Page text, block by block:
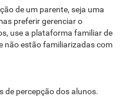
de um parente, seja uma
preferir gerenciar o
use a plataforma familiar de
não estão familiarizadas com
de percepção dos alunos.